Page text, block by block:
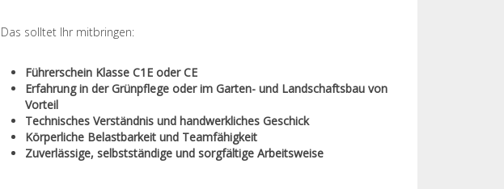
Das solltet Ihr mitbringen:
Führerschein Klasse C1E oder CE
Erfahrung in der Grünpflege oder im Garten- und Landschaftsbau von
Vorteil
Technisches Verständnis und handwerkliches Geschick
Körperliche Belastbarkeit und Teamfähigkeit
Zuverlässige, selbstständige und sorgfältige Arbeitsweise